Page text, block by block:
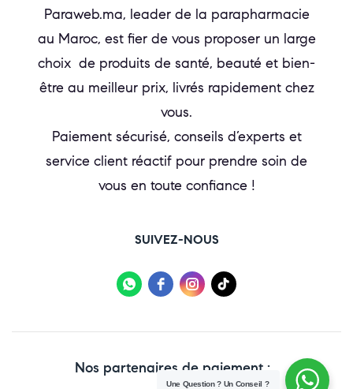
Paraweb.ma, leader de la parapharmacie
au Maroc, est fier de vous proposer un large
choix de produits de santé, beauté et bien-
être au meilleur prix, livrés rapidement chez
vous.
Paiement sécurisé, conseils d’experts et
service client réactif pour prendre soin de
vous en toute confiance !
SUIVEZ-NOUS
Nos partenaires de paiement :
Une Question ? Un Conseil ?